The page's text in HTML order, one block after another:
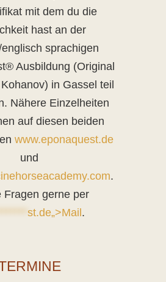
mit dem du die
hast an der
sprachigen
Ausbildung (Original
in Gassel teil
Nähere Einzelheiten
auf diesen beiden
www.eponaquest.de
und
.
Fragen gerne per
st.de„>Mail .